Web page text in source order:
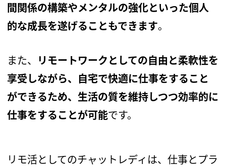
間関係の構築やメンタルの強化といった個人
的な成長を遂げることもできます。
また、
リモートワークとしての自由と柔軟性を
享受しながら、自宅で快適に仕事をすること
ができるため、生活の質を維持しつつ効率的に
仕事をすることが可能です。
リモ活としてのチャットレディは、仕事とプラ